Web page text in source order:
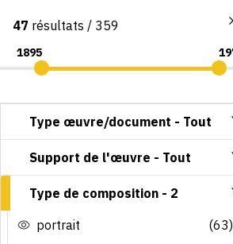
Consultation par image
47 résultats / 359
Type œuvre/document - Tout
Support de l'œuvre - Tout
Type de composition - 2
portrait
(63)